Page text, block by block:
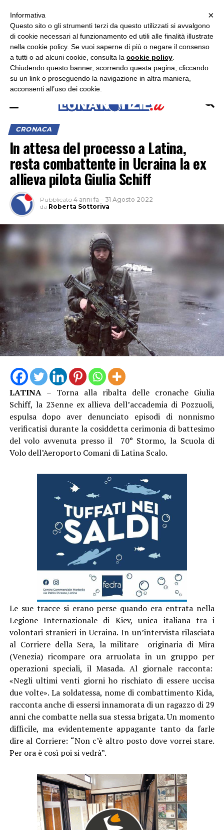
ASCOLTA RADIO LUNA
CRONACA
In attesa del processo a Latina,
resta combattente in Ucraina la ex
allieva pilota Giulia Schiff
Pubblicato 4 anni fa – 31 Agosto 2022
da Roberta Sottoriva
LATINA– Torna alla ribalta delle cronache Giulia
Schiff, la 23enne ex allieva dell’accademia di Pozzuoli,
espulsa dopo aver denunciato episodi di nonnismo
verificatisi durante la cosiddetta cerimonia di battesimo
del volo avvenuta presso il 70° Stormo, la Scuola di
Volo dell’Aeroporto Comani di Latina Scalo.
Le sue tracce si erano perse quando era entrata nella
Legione Internazionale di Kiev, unica italiana tra i
volontari stranieri in Ucraina. In un’intervista rilasciata
al Corriere della Sera, la militare originaria di Mira
(Venezia) ricompare ora arruolata in un gruppo per
operazioni speciali, il Masada. Al giornale racconta:
«Negli ultimi venti giorni ho rischiato di essere uccisa
due volte». La soldatessa, nome di combattimento Kida,
racconta anche di essersi innamorata di un ragazzo di 29
anni che combatte nella sua stessa brigata. Un momento
difficile, ma evidentemente appagante tanto da farle
dire al Corriere: “Non c’è altro posto dove vorrei stare.
Per ora è così poi si vedrà”.
×
×
Informativa
Questo sito o gli strumenti terzi da questo utilizzati si avvalgono
di cookie necessari al funzionamento ed utili alle finalità illustrate
nella cookie policy. Se vuoi saperne di più o negare il consenso
a tutti o ad alcuni cookie, consulta la cookie policy
Chiudendo questo banner, scorrendo questa pagina, cliccando
su un link o proseguendo la navigazione in altra maniera,
acconsenti all’uso dei cookie.